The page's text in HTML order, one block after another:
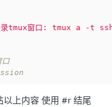
tmux窗口: tmux a -t
窗口
以上内容 使用 #r 结尾